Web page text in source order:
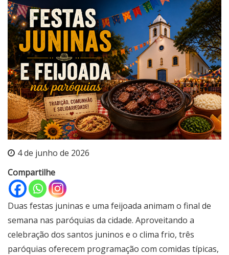
4 de junho de 2026
Compartilhe
Duas festas juninas e uma feijoada animam o final de
semana nas paróquias da cidade. Aproveitando a
celebração dos santos juninos e o clima frio, três
paróquias oferecem programação com comidas típicas,